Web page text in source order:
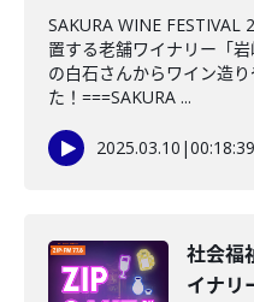
SAKURA WINE
置する老舗ワイナリー「
の白石さんからワイン造
た！===SAKURA ...
2025.03.10 |00:18:39
社会福
イナリ